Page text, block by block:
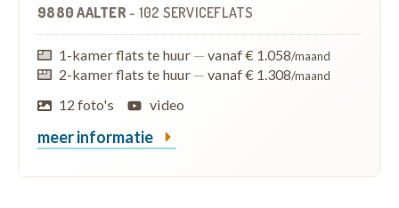
9880 AALTER - 102 SERVICEFLATS
1-kamer flats te huur — vanaf € 1.058/maand
2-kamer flats te huur — vanaf € 1.308/maand
12 foto's video
meer informatie